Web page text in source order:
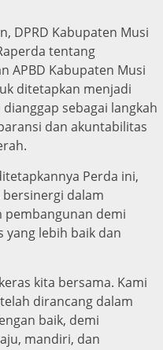
DPRD Kabupaten Musi
tentang
APBD Kabupaten Musi
ditetapkan menjadi
sebagai langkah
dan akuntabilitas
Perda ini,
dalam
demi
yang lebih baik dan
kita bersama. Kami
dirancang dalam
baik, demi
mandiri, dan